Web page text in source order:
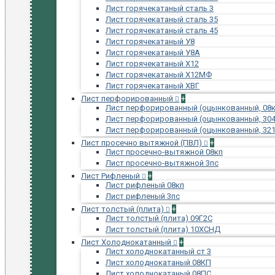
Лист горячекатаный сталь 3
Лист горячекатаный сталь 35
Лист горячекатаный сталь 45
Лист горячекатаный У8
Лист горячекатаный У8А
Лист горячекатаный Х12
Лист горячекатаный Х12МФ
Лист горячекатаный ХВГ
Лист перфорированный
+
Лист перфорированный (оцынкованный,
Лист перфорированный (оцынкованный,
Лист перфорированный (оцынкованный,
Лист просечно вытяжной (ПВЛ)
+
Лист просечно-вытяжной 08кп
Лист просечно-вытяжной 3пс
Лист Рифленый
+
Лист рифленый 08кп
Лист рифленый 3пс
Лист толстый (плита)
+
Лист толстый (плита) 09Г2С
Лист толстый (плита) 10ХСНД
Лист Холоднокатанный
+
Лист холоднокатанный ст 3
Лист холоднокатаный 08КП